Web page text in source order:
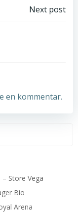
Next post
en kommentar.
Store Vega
Bio
Arena